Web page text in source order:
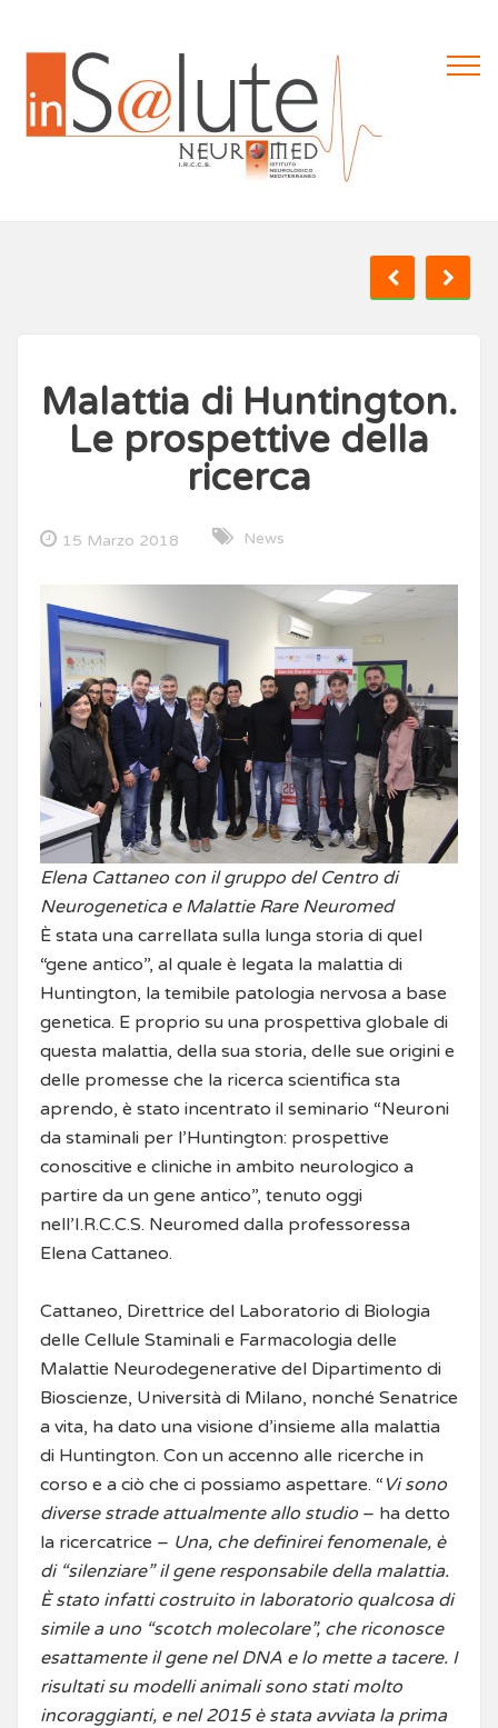
Malattia di Huntington.
Le prospettive della
ricerca
15 Marzo 2018 News
Elena Cattaneo con il gruppo del Centro di
Neurogenetica e Malattie Rare Neuromed
È stata una carrellata sulla lunga storia di quel
“gene antico”, al quale è legata la malattia di
Huntington, la temibile patologia nervosa a base
genetica. E proprio su una prospettiva globale di
questa malattia, della sua storia, delle sue origini e
delle promesse che la ricerca scientifica sta
aprendo, è stato incentrato il seminario “Neuroni
da staminali per l’Huntington: prospettive
conoscitive e cliniche in ambito neurologico a
partire da un gene antico”, tenuto oggi
nell’I.R.C.C.S. Neuromed dalla professoressa
Elena Cattaneo.
Cattaneo, Direttrice del Laboratorio di Biologia
delle Cellule Staminali e Farmacologia delle
Malattie Neurodegenerative del Dipartimento di
Bioscienze, Università di Milano, nonché Senatrice
a vita, ha dato una visione d’insieme alla malattia
di Huntington. Con un accenno alle ricerche in
corso e a ciò che ci possiamo aspettare. “ Vi sono
diverse strade attualmente allo studio – ha detto
la ricercatrice – Una, che definirei fenomenale, è
di “silenziare” il gene responsabile della malattia.
È stato infatti costruito in laboratorio qualcosa di
simile a uno “scotch molecolare”, che riconosce
esattamente il gene nel DNA e lo mette a tacere. I
risultati su modelli animali sono stati molto
incoraggianti, e nel 2015 è stata avviata la prima